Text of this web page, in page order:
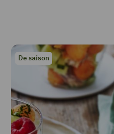
De saison